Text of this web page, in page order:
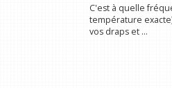
C'est à quelle
température
vos draps et ...